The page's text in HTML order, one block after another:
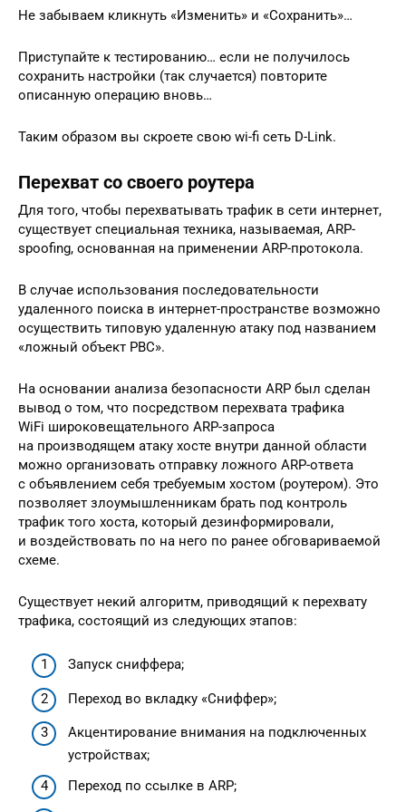
Не забываем кликнуть «Изменить» и «Сохранить»…
Приступайте к тестированию… если не получилось
сохранить настройки (так случается) повторите
описанную операцию вновь…
Таким образом вы скроете свою wi-fi сеть D-Link.
Перехват со своего роутера
Для того, чтобы перехватывать трафик в сети интернет,
существует специальная техника, называемая, ARP-
spoofing, основанная на применении ARP-протокола.
В случае использования последовательности
удаленного поиска в интернет-пространстве возможно
осуществить типовую удаленную атаку под названием
«ложный объект РВС».
На основании анализа безопасности АRP был сделан
вывод о том, что посредством перехвата трафика
WiFi широковещательного ARP-запроса
на производящем атаку хосте внутри данной области
можно организовать отправку ложного ARP-ответа
с объявлением себя требуемым хостом (роутером). Это
позволяет злоумышленникам брать под контроль
трафик того хоста, который дезинформировали,
и воздействовать по на него по ранее обговариваемой
схеме.
Существует некий алгоритм, приводящий к перехвату
трафика, состоящий из следующих этапов:
Запуск сниффера;
Переход во вкладку «Сниффер»;
Акцентирование внимания на подключенных
устройствах;
Переход по ссылке в ARP;